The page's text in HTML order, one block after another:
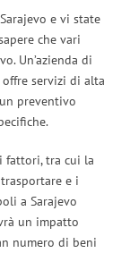
e vi state
che vari
Un’azienda di
servizi di alta
preventivo
fattori, tra cui la
e i
a Sarajevo
un impatto
numero di beni